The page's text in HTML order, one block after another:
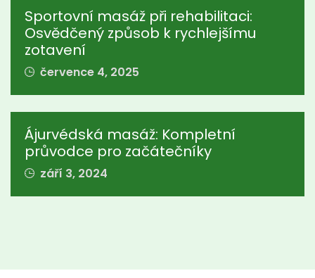
Sportovní masáž při rehabilitaci:
Osvědčený způsob k rychlejšímu
zotavení
července 4, 2025
Ájurvédská masáž: Kompletní
průvodce pro začátečníky
září 3, 2024